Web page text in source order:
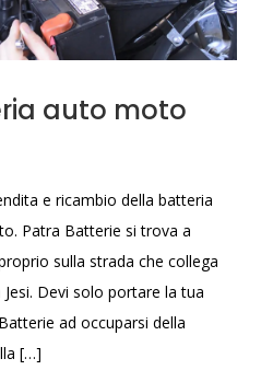
auto moto
e ricambio della batteria
Patra Batterie si trova a
sulla strada che collega
Devi solo portare la tua
ad occuparsi della
[…]